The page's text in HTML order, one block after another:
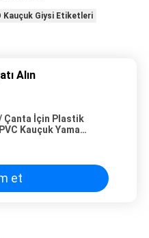
Kauçuk Giysi Etiketleri
Alın
Çanta İçin Plastik
Kauçuk Yama
et